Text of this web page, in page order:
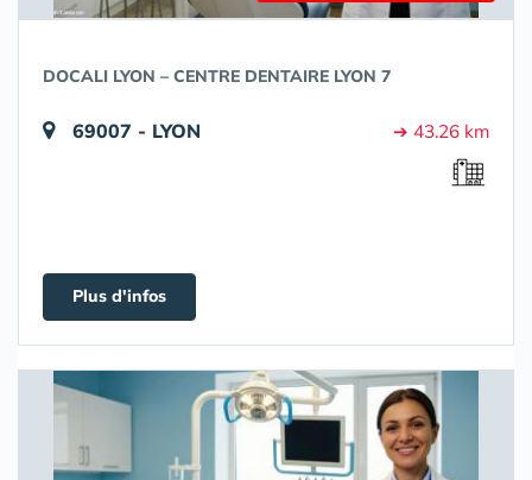
DOCALI LYON – CENTRE DENTAIRE LYON 7
69007 - LYON ➔ 43.26 km
Plus d'infos